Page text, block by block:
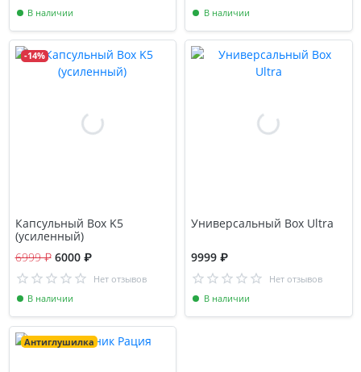
В наличии
В наличии
-14%
Капсульный Box K5
(усиленный)
6999 ₽ 6000 ₽
Нет отзывов
В наличии
Универсальный Box Ultra
9999 ₽
Нет отзывов
В наличии
Антиглушилка